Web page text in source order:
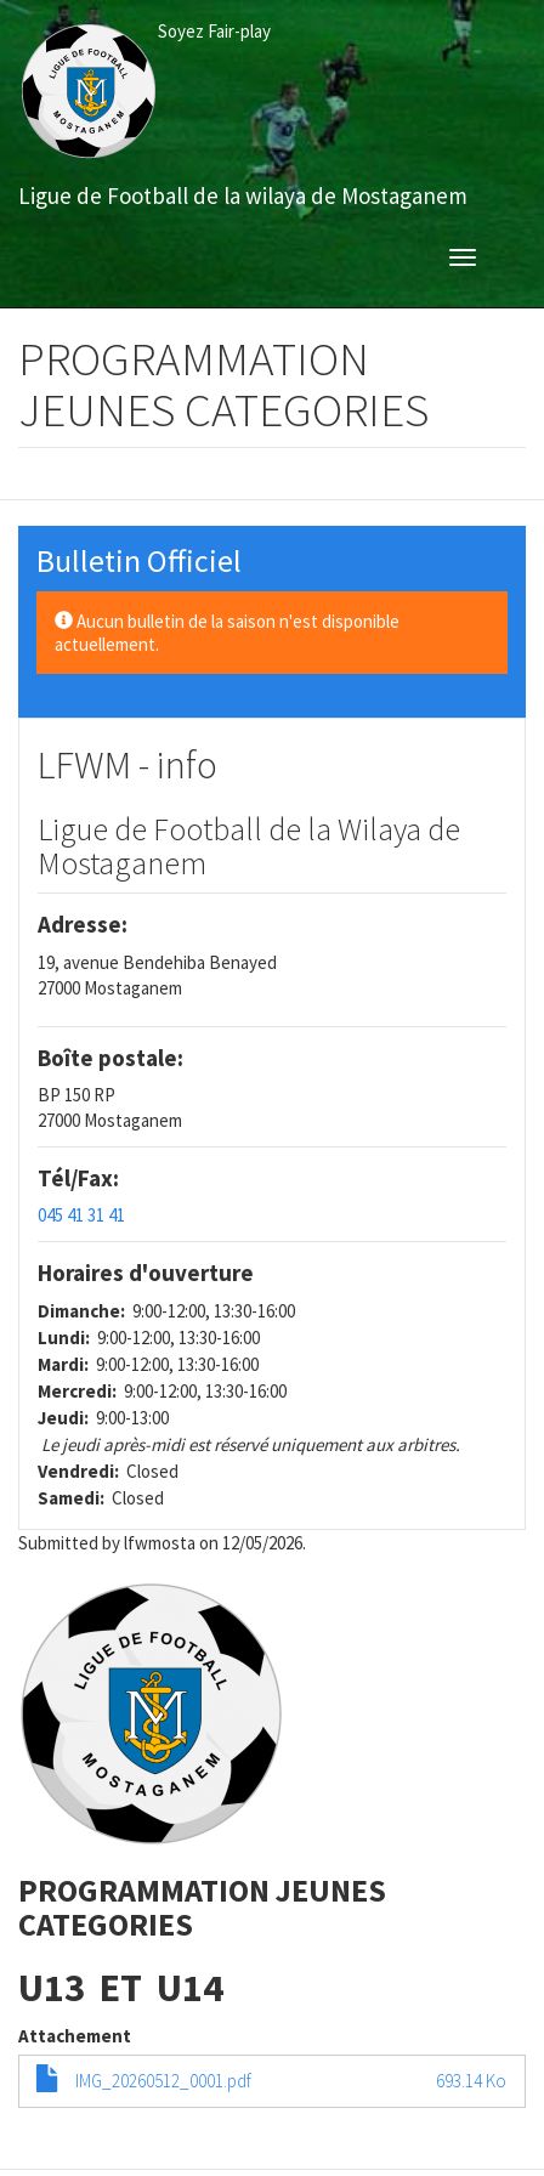
Aller
contenu
principal
Ligue de Football de la wilaya de Mostaganem
Soyez Fair-play
Toggle
PROGRAMMATION
JEUNES CATEGORIES
Bulletin Officiel
Aucun bulletin de la saison n'est disponible
actuellement.
LFWM - info
Ligue de Football de la Wilaya de
Mostaganem
Adresse:
19, avenue Bendehiba Benayed
27000 Mostaganem
Boîte postale:
BP 150 RP
27000 Mostaganem
Tél/Fax:
045 41 31 41
Horaires d'ouverture
Dimanche: 9:00-12:00, 13:30-16:00
Lundi: 9:00-12:00, 13:30-16:00
Mardi: 9:00-12:00, 13:30-16:00
Mercredi: 9:00-12:00, 13:30-16:00
Jeudi: 9:00-13:00
Le jeudi après-midi est réservé uniquement aux arbitres.
Vendredi: Closed
Samedi: Closed
Submitted bylfwmosta on 12/05/2026.
PROGRAMMATION JEUNES
CATEGORIES
U13 ET U14
Attachement
IMG_20260512_0001.pdf
693.14 Ko